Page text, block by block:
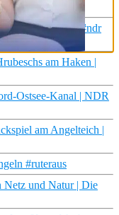
in Hamburg #ndr
am Haken |
Ostsee-Kanal | NDR
am Angelteich |
#ruteraus
Netz und Natur | Die